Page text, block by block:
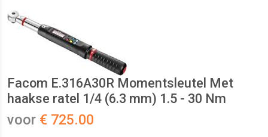
Facom E.316A30R Momentsleutel Met
haakse ratel 1/4 (6.3 mm) 1.5 - 30 Nm
voor € 725.00